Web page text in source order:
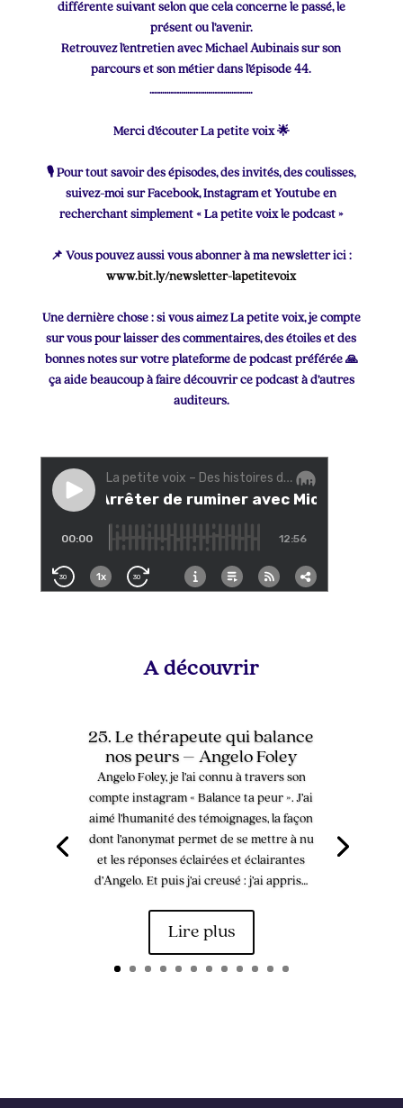
différente suivant selon que cela concerne le passé, le
présent ou l’avenir.
Retrouvez l’entretien avec Michael Aubinais sur son
parcours et son métier dans l’épisode 44.
………………………………………….
Merci d’écouter La petite voix 🌟
🎙 Pour tout savoir des épisodes, des invités, des coulisses,
suivez-moi sur Facebook, Instagram et Youtube en
recherchant simplement « La petite voix le podcast »
📌 Vous pouvez aussi vous abonner à ma newsletter ici :
www.bit.ly/newsletter-lapetitevoix
Une dernière chose : si vous aimez La petite voix, je compte
sur vous pour laisser des commentaires, des étoiles et des
bonnes notes sur votre plateforme de podcast préférée 🙏
ça aide beaucoup à faire découvrir ce podcast à d’autres
auditeurs.
A découvrir
25. Le thérapeute qui balance
nos peurs – Angelo Foley
Angelo Foley, je l’ai connu à travers son
compte instagram « Balance ta peur ». J’ai
aimé l’humanité des témoignages, la façon
dont l’anonymat permet de se mettre à nu
et les réponses éclairées et éclairantes
d’Angelo. Et puis j’ai creusé : j’ai appris…
Lire plus